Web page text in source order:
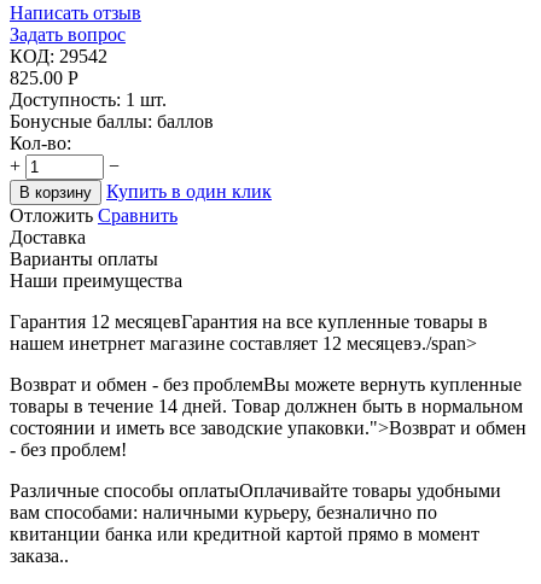
Написать отзыв
Задать вопрос
КОД: 29542
825.00 Р
Доступность: 1 шт.
Бонусные баллы: баллов
Кол-во:
+
−
В корзину
Купить в один клик
Отложить Сравнить
Доставка
Варианты оплаты
Наши преимущества
Гарантия 12 месяцевГарантия на все купленные товары в
нашем инетрнет магазине составляет 12 месяцевэ./span>
Возврат и обмен - без проблемВы можете вернуть купленные
товары в течение 14 дней. Товар должнен быть в нормальном
состоянии и иметь все заводские упаковки.">Возврат и обмен
- без проблем!
Различные способы оплатыОплачивайте товары удобными
вам способами: наличными курьеру, безналично по
квитанции банка или кредитной картой прямо в момент
заказа..